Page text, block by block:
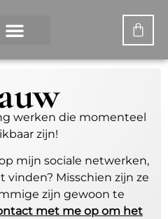
werken die momenteel
zijn!
mijn sociale netwerken,
vinden? Misschien zijn ze
zijn gewoon te
met me op om het